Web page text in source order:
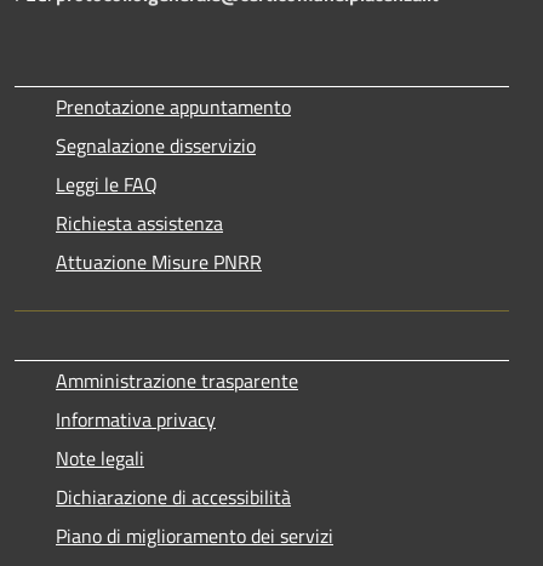
Prenotazione appuntamento
Segnalazione disservizio
Leggi le FAQ
Richiesta assistenza
Attuazione Misure PNRR
Amministrazione trasparente
Informativa privacy
Note legali
Dichiarazione di accessibilità
Piano di miglioramento dei servizi